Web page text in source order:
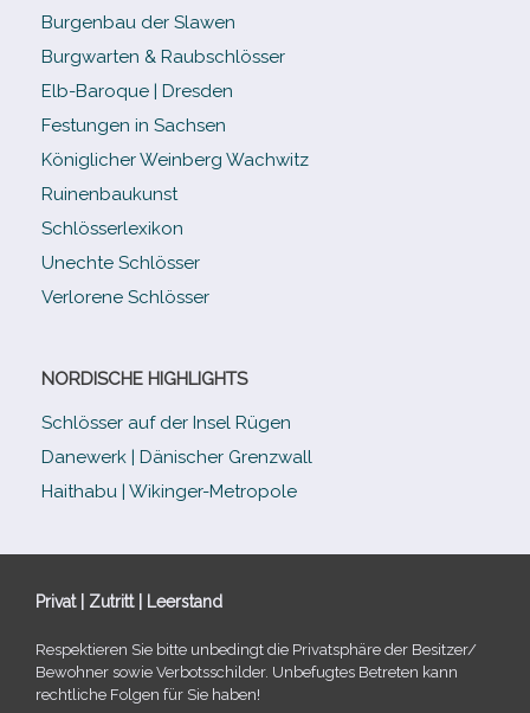
Burgenbau der Slawen
Burgwarten & Raubschlösser
Elb-​Baroque | Dresden
Festungen in Sachsen
Königlicher Weinberg Wachwitz
Ruinenbaukunst
Schlösserlexikon
Unechte Schlösser
Verlorene Schlösser
NORDISCHE HIGHLIGHTS
Schlösser auf der Insel Rügen
Danewerk | Dänischer Grenzwall
Haithabu | Wikinger-Metropole
Privat | Zutritt | Leerstand
Respektieren Sie bitte unbe­dingt die Privatsphäre der Besitzer/​
Bewohner sowie Verbotsschilder. Unbefugtes Betreten kann
recht­li­che Folgen für Sie haben!